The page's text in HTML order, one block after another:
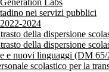
Labs
nei servizi pubblici
2024
della dispersione
della dispersione
e nuovi linguaggi (DM
scolastico per la